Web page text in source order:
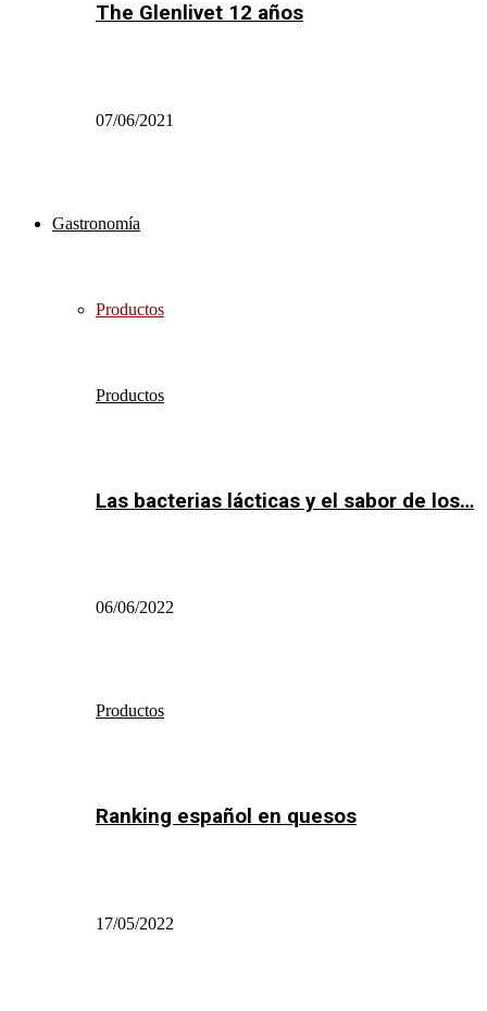
The Glenlivet 12 años
07/06/2021
Gastronomía
Productos
Productos
Las bacterias lácticas y el sabor de los…
06/06/2022
Productos
Ranking español en quesos
17/05/2022